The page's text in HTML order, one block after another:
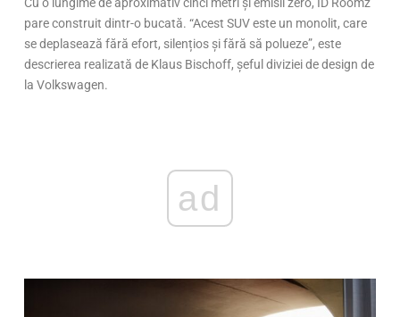
Cu o lungime de aproximativ cinci metri și emisii zero, ID Roomz
pare construit dintr-o bucată. “Acest SUV este un monolit, care
se deplasează fără efort, silențios și fără să polueze”, este
descrierea realizată de Klaus Bischoff, șeful diviziei de design de
la Volkswagen.
ad